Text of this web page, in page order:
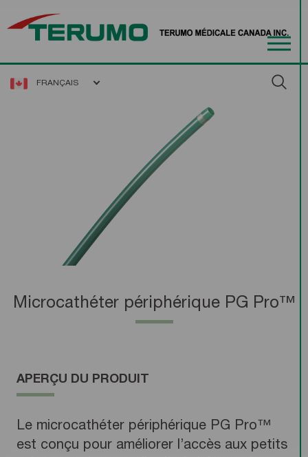
FRANÇAIS
Microcathéter périphérique PG Pro™
APERÇU DU PRODUIT
Le microcathéter périphérique PG Pro™
est conçu pour améliorer l’accès aux petits